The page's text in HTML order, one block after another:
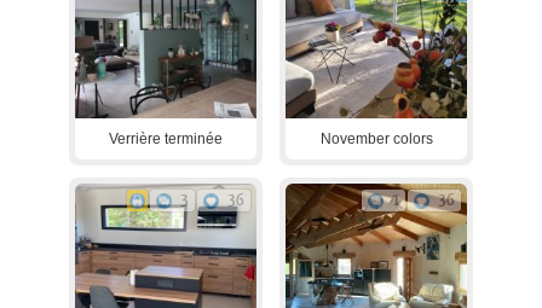
Verrière terminée November colors
3 36 1 36